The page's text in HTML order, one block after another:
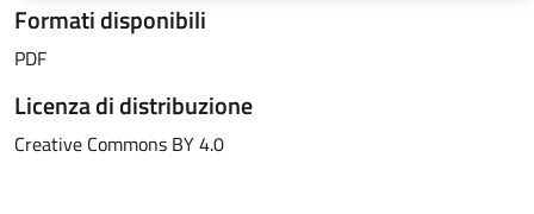
Formati disponibili
PDF
Licenza di distribuzione
Creative Commons BY 4.0